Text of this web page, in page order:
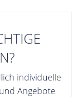
individuelle
Angebote